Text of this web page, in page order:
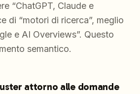
“ChatGPT, Claude e
di “motori di ricerca”, meglio
e AI Overviews”. Questo
semantico.
attorno alle domande